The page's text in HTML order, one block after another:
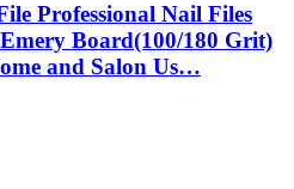
Professional Nail Files
Board(100/180 Grit)
and Salon Us…